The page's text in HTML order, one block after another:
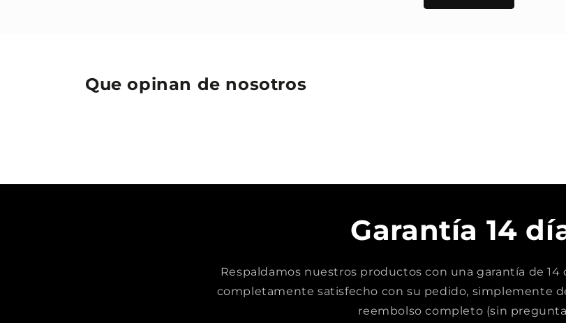
Que opinan de nosotros
Garantía 14
Respaldamos nuestros productos con una garantía de 14
completamente satisfecho con su pedido, simplemente
reembolso completo (sin